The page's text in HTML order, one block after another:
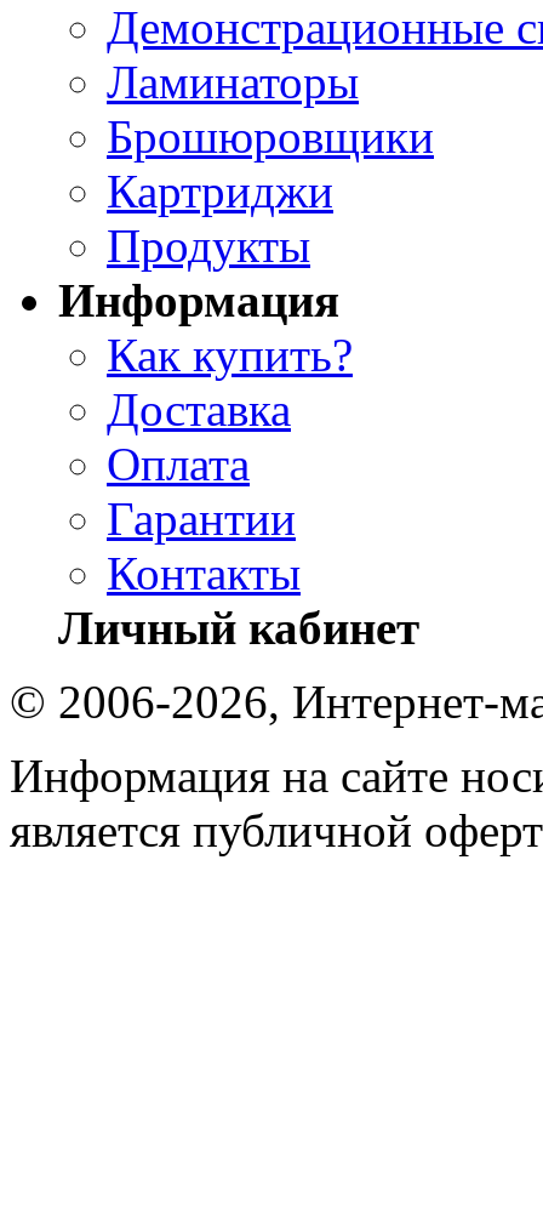
Демонстрационные
Ламинаторы
Брошюровщики
Картриджи
Продукты
Информация
Как купить?
Доставка
Оплата
Гарантии
Контакты
Личный кабинет
© 2006-2026, Интернет-
Информация на сайте
является публичной